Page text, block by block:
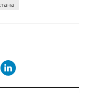
заметно
систем Казахстан